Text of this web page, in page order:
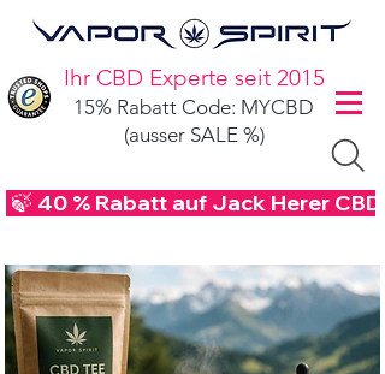
Ihr CBD Experte seit 2015
15% Rabatt Code: MYCBD
(ausser SALE %)
🍃 40 % Rabatt auf Jack Herer